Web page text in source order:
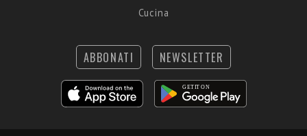
Cucina
ABBONATI NEWSLETTER